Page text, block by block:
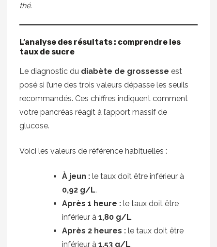
thé.
L’analyse des résultats : comprendre les
taux de sucre
Le diagnostic du diabète de grossesse est
posé si l’une des trois valeurs dépasse les seuils
recommandés. Ces chiffres indiquent comment
votre pancréas réagit à l’apport massif de
glucose.
Voici les valeurs de référence habituelles :
À jeun : le taux doit être inférieur à
0,92 g/L.
Après 1 heure : le taux doit être
inférieur à 1,80 g/L.
Après 2 heures : le taux doit être
inférieur à 1,53 g/L.